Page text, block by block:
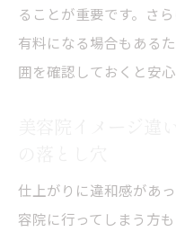
ることが重要です。さ
有料になる場合もある
囲を確認しておくと安心
仕上がりに違和感があ
容院に行ってしまう方